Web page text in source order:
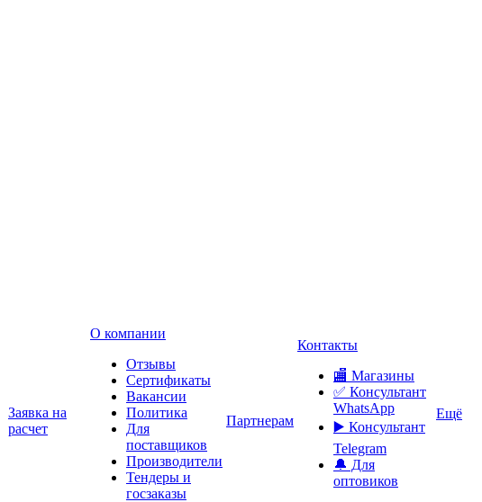
Заявка на
расчет
О компании
Отзывы
Сертификаты
Вакансии
Политика
Для
поставщиков
Производители
Тендеры и
госзаказы
Партнерам
Контакты
🏬 Магазины
✅️ Консультант
WhatsApp
▶️ Консультант
Telegram
🔔 Для
оптовиков
Ещё